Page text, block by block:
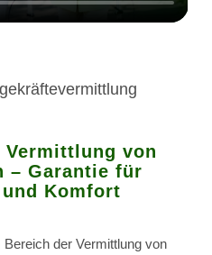
von
– Garantie für
Komfort
der Vermittlung von